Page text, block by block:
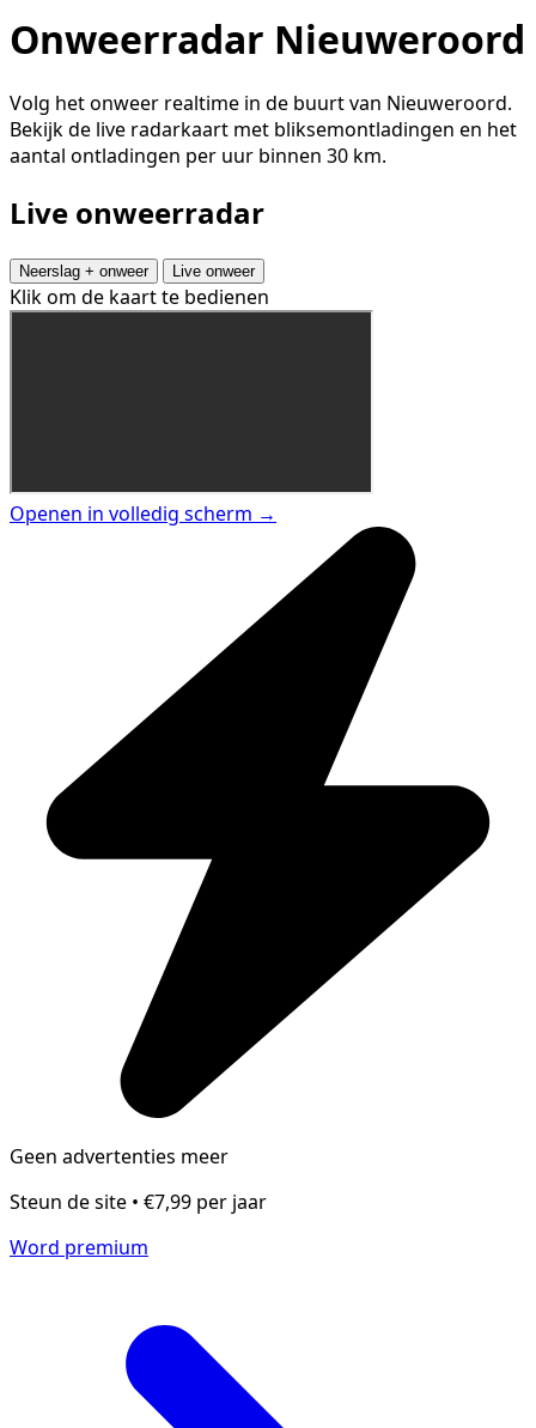
Onweerradar Nieuweroord
Volg het onweer realtime in de buurt van Nieuweroord.
Bekijk de live radarkaart met bliksemontladingen en het
aantal ontladingen per uur binnen 30 km.
Live onweerradar
Neerslag + onweer Live onweer
Klik om de kaart te bedienen
Openen in volledig scherm →
Geen advertenties meer
Steun de site • €7,99 per jaar
Word premium